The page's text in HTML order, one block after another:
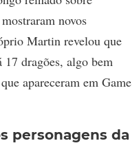
novos
Martin revelou que
dragões, algo bem
apareceram em Game
personagens da